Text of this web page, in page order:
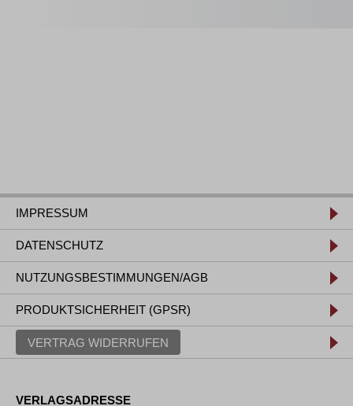
IMPRESSUM
DATENSCHUTZ
NUTZUNGSBESTIMMUNGEN/AGB
PRODUKTSICHERHEIT (GPSR)
VERTRAG WIDERRUFEN
VERLAGSADRESSE